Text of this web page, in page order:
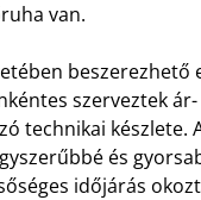
van.
beszerezhető
szerveztek
technikai készlete.
és
időjárás